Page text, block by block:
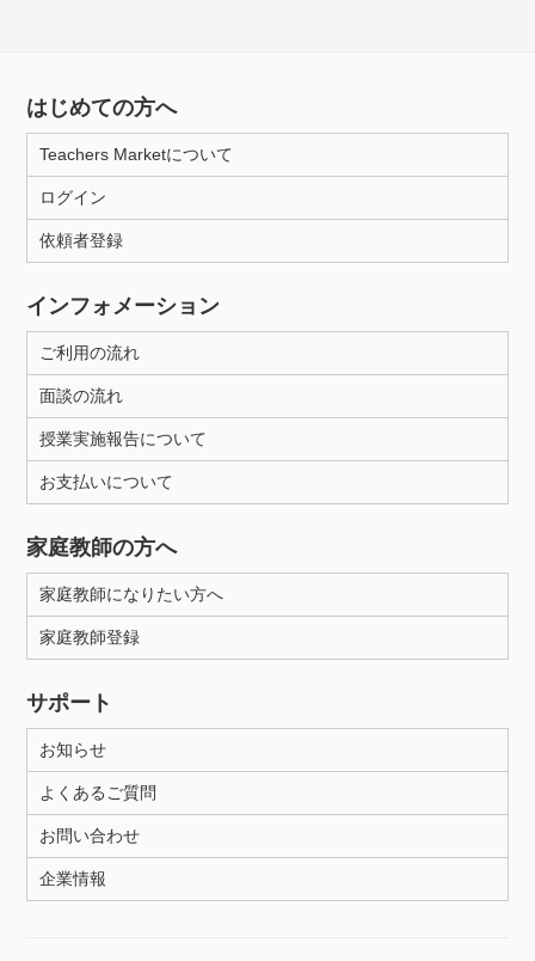
土曜日 日曜日
所属大学
年齢：18-101歳
性別
はじめての方へ
Teachers Marketについて
ログイン
依頼者登録
インフォメーション
ご利用の流れ
面談の流れ
授業実施報告について
お支払いについて
家庭教師の方へ
家庭教師になりたい方へ
家庭教師登録
サポート
お知らせ
よくあるご質問
お問い合わせ
企業情報